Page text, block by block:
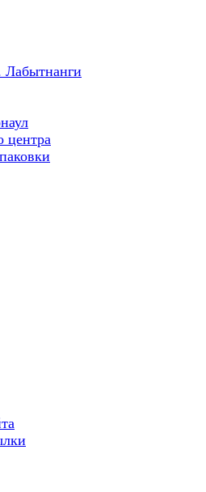
Лабытнанги
центра